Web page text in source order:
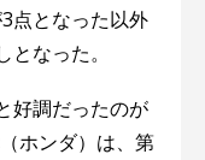
点となった以外
なった。
好調だったのが
ホンダ）は、第